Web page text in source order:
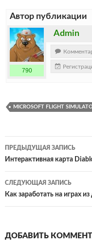
Автор публикации
Admin
790
MICROSOFT FLIGHT
Навигация
по
записям
ПРЕДЫДУЩАЯ ЗАПИСЬ
Интерактивная карта
СЛЕДУЮЩАЯ ЗАПИСЬ
Как заработать на играх
ДОБАВИТЬ